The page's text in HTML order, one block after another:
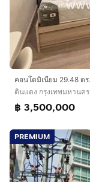
ดินแดง กรุงเทพมหานคร
฿ 3,500,000
PREMIUM